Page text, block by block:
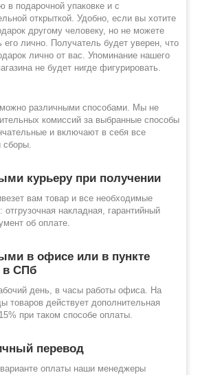
в подарочной упаковке и с
открыткой. Удобно, если вы хотите
другому человеку, но не можете
его лично. Получатель будет уверен, что
лично от вас. Упоминание нашего
не будет нигде фигурировать.
различными способами. Мы не
комиссий за выбранные способы
и включают в себя все
сборы.
курьеру при получении
вам товар и все необходимые
отгрузочная накладная, гарантийный
об оплате.
в офисе или в пункте
в СПб
день, в часы работы офиса. На
товаров действует дополнительная
при таком способе оплаты.
перевод
оплаты наши менеджеры